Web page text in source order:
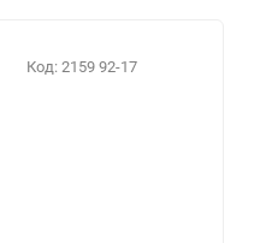
Код: 2159 92-17